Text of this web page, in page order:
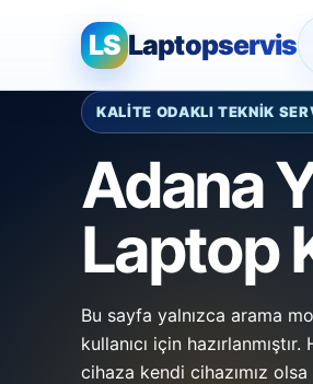
LS Laptopservis
KALİTE ODAKLI TEKNİK
Adana
Laptop
Bu sayfa yalnızca arama
kullanıcı için
cihaza kendi cihazımız